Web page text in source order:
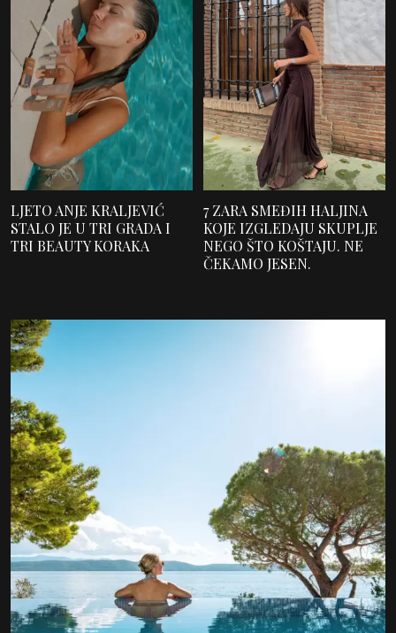
LJETO ANJE KRALJEVIĆ
STALO JE U TRI GRADA I
TRI BEAUTY KORAKA
7 ZARA SMEĐIH HALJINA
KOJE IZGLEDAJU SKUPLJE
NEGO ŠTO KOŠTAJU. NE
ČEKAMO JESEN.